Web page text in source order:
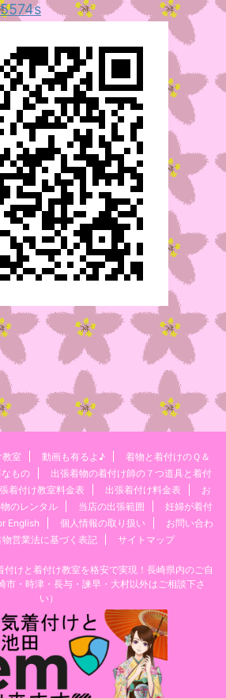
室 動画も有るよ♪
着物と着付けのＱ＆
もの
出張着物の着付け師の７つ道具と着付
着付け教室料金表 出張着付け料金表
お
のレンタル 当店の出張範囲
妊婦が着付
English 個人情報の取り扱い
お問い合わ
物営業法に基づく表記 サイトマップ
けと着付け教室を格安で実現！長崎県内のご自
市・時津・長与・諫早・大村以外はご相談下さ
い）